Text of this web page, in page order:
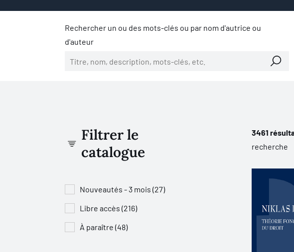
Rechercher un ou des mots-clés ou par nom d'autrice ou
d'auteur
Filtrer le
catalogue
Nouveautés - 3 mois (27)
Libre accès (216)
À paraître (48)
3461
recherche